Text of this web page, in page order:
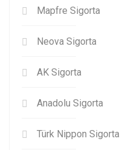
Mapfre Sigorta
Neova Sigorta
AK Sigorta
Anadolu Sigorta
Türk Nippon Sigorta